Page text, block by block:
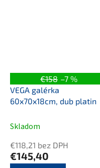
€158 –7 %
VEGA galérka
60x70x18cm, dub platin
Skladom
€118,21 bez DPH
€145,40